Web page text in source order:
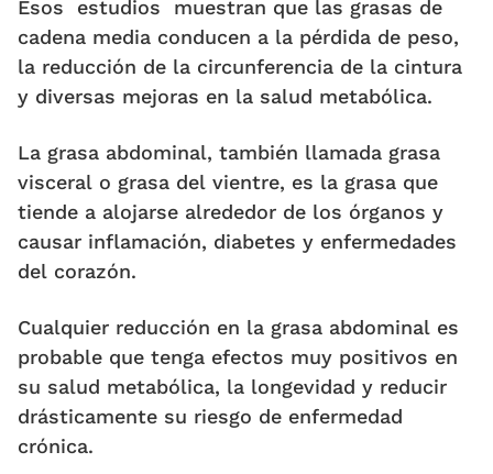
Esos estudios muestran que las grasas de
cadena media conducen a la pérdida de peso,
la reducción de la circunferencia de la cintura
y diversas mejoras en la salud metabólica.
La grasa abdominal, también llamada grasa
visceral o grasa del vientre, es la grasa que
tiende a alojarse alrededor de los órganos y
causar inflamación, diabetes y enfermedades
del corazón.
Cualquier reducción en la grasa abdominal es
probable que tenga efectos muy positivos en
su salud metabólica, la longevidad y reducir
drásticamente su riesgo de enfermedad
crónica.